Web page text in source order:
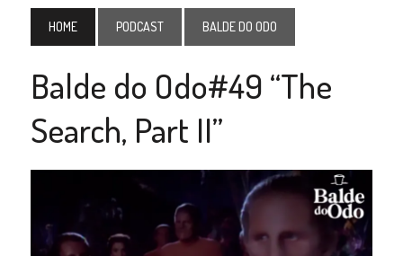
HOME PODCAST BALDE DO ODO
Balde do Odo#49 “The
Search, Part II”